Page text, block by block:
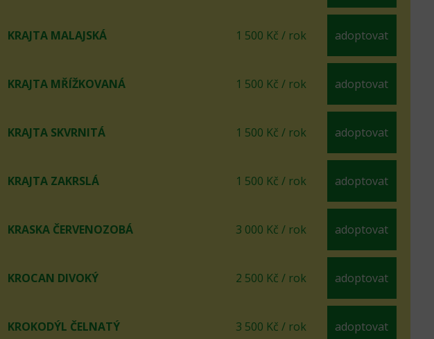
KRAJTA MALAJSKÁ 1 500 Kč / rok adoptovat
KRAJTA MŘÍŽKOVANÁ 1 500 Kč / rok adoptovat
KRAJTA SKVRNITÁ 1 500 Kč / rok adoptovat
KRAJTA ZAKRSLÁ 1 500 Kč / rok adoptovat
KRASKA ČERVENOZOBÁ 3 000 Kč / rok adoptovat
KROCAN DIVOKÝ 2 500 Kč / rok adoptovat
KROKODÝL ČELNATÝ 3 500 Kč / rok adoptovat